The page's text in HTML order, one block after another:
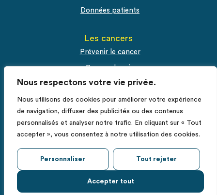
Nous respectons votre vie privée.
Nous utilisons des cookies pour améliorer votre expérience
de navigation, diffuser des publicités ou des contenus
personnalisés et analyser notre trafic. En cliquant sur « Tout
accepter », vous consentez à notre utilisation des cookies.
Personnaliser Tout rejeter
Accepter tout
Données patients
Les cancers
Prévenir le cancer
Cancer du sein
Cancer du col de l'utérus
Cancer de la prostate
Espace Pro
Déclarer un cas de cancer